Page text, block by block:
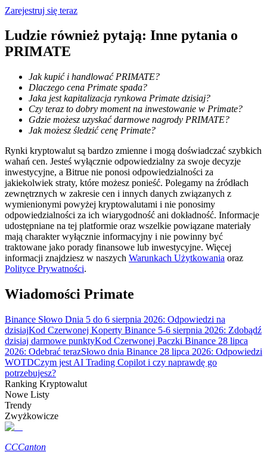
Informacja
Analiza Big Data, w tym informacje handlowe itp.
Przewodnik
Przewodnik dla początkujących dotyczący kontraktów futures
Strategie handlowe
Dowiedz się, jak zachować rentowność
Zarejestruj się teraz
Ludzie również pytają: Inne pytania o
PRIMATE
Jak kupić i handlować PRIMATE?
Dlaczego cena Primate spada?
Jaka jest kapitalizacja rynkowa Primate dzisiaj?
Czy teraz to dobry moment na inwestowanie w Primate?
Gdzie możesz uzyskać darmowe nagrody PRIMATE?
Jak możesz śledzić cenę Primate?
Rynki kryptowalut są bardzo zmienne i mogą doświadczać szybkich
wahań cen. Jesteś wyłącznie odpowiedzialny za swoje decyzje
inwestycyjne, a Bitrue nie ponosi odpowiedzialności za
jakiekolwiek straty, które możesz ponieść. Polegamy na źródłach
zewnętrznych w zakresie cen i innych danych związanych z
wymienionymi powyżej kryptowalutami i nie ponosimy
odpowiedzialności za ich wiarygodność ani dokładność. Informacje
udostępniane na tej platformie oraz wszelkie powiązane materiały
mają charakter wyłącznie informacyjny i nie powinny być
traktowane jako porady finansowe lub inwestycyjne. Więcej
informacji znajdziesz w naszych Warunkach Użytkowania oraz
Polityce Prywatności.
Wiadomości Primate
Binance Słowo Dnia 5 do 6 sierpnia 2026: Odpowiedzi na
dzisiajKod Czerwonej Koperty Binance 5-6 sierpnia 2026: Zdobądź
dzisiaj darmowe punktyKod Czerwonej Paczki Binance 28 lipca
2026: Odebrać terazSłowo dnia Binance 28 lipca 2026: Odpowiedzi
WOTDCzym jest AI Trading Copilot i czy naprawdę go
potrzebujesz?
Ranking Kryptowalut
Nowe Listy
Trendy
Zwyżkowicze
CCCanton